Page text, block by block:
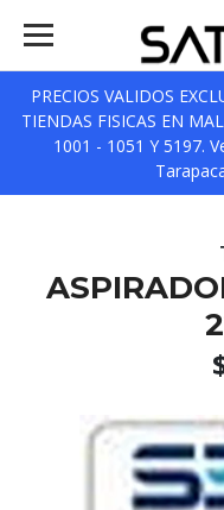
PRECIOS VALIDOS
TIENDAS FISICAS EN
1001 - 1051 Y 5197.